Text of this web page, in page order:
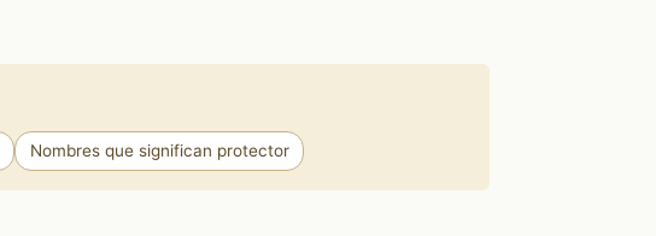
Nombres que significan protector